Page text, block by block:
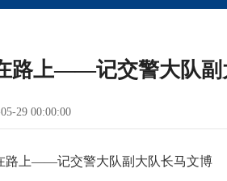
路上——记交警大队副
29 00:00:00
路上——记交警大队副大队长马文博